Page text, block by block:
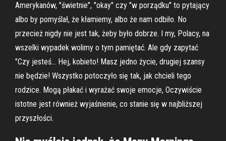
Amerykanów, "świetnie", "okay" czy "w porządku" to pytający
albo by pomyślał, że kłamiemy, albo że nam odbiło. No
przecież nigdy nie jest tak, żeby było dobrze. I my, Polacy, na
wszelki wypadek wolimy o tym pamiętać. Ale gdy zapytać
"Czy jesteś… Hej, kobieto! Masz jedno życie, drugiej szansy
nie będzie! Wszystko potoczyło się tak, jak chcieli tego
rodzice. Mogą płakać i wyrażać swoje emocje, Oczywiście
istotne jest również wyjaśnienie, co stanie się w najbliższej
przyszłości.